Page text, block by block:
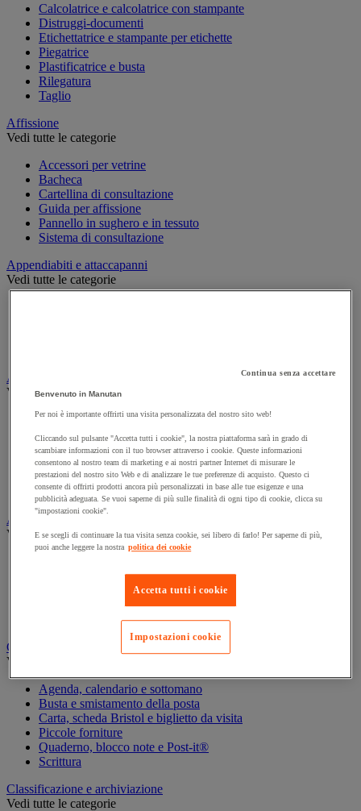
Calcolatrice e calcolatrice con stampante
Distruggi-documenti
Etichettatrice e stampante per etichette
Piegatrice
Plastificatrice e busta
Rilegatura
Taglio
Affissione
Vedi tutte le categorie
Accessori per vetrine
Bacheca
Cartellina di consultazione
Guida per affissione
Pannello in sughero e in tessuto
Sistema di consultazione
Appendiabiti e attaccapanni
Vedi tutte le categorie
Armadio e archiviazione
Vedi tutte le categorie
Archiviazione orizzontale
Archiviazione per cartelle sospese
Armadio
Armadio per ufficio
Carrello da ufficio
Libreria
Audiovisivi
Vedi tutte le categorie
Connessione audio e video
Fotocamera, videocamera e binocolo
Insonorizzazione e registrazione professionali
Strumenti per proiezione e videoproiezione
Cancelleria e forniture per ufficio
Vedi tutte le categorie
Agenda, calendario e sottomano
Busta e smistamento della posta
Carta, scheda Bristol e biglietto da visita
Piccole forniture
Quaderno, blocco note e Post-it®
Scrittura
Classificazione e archiviazione
Vedi tutte le categorie
Continua senza accettare
Benvenuto in Manutan
Per noi è importante offrirti una visita personalizzata del nostro sito web!
Cliccando sul pulsante "Accetta tutti i cookie", la nostra piattaforma sarà in grado di
scambiare informazioni con il tuo browser attraverso i cookie. Queste informazioni
consentono al nostro team di marketing e ai nostri partner Internet di misurare le
prestazioni del nostro sito Web e di analizzare le tue preferenze di acquisto. Questo ci
consente di offrirti prodotti ancora più personalizzati in base alle tue esigenze e una
pubblicità adeguata. Se vuoi saperne di più sulle finalità di ogni tipo di cookie, clicca su
"impostazioni cookie".
E se scegli di continuare la tua visita senza cookie, sei libero di farlo! Per saperne di più,
puoi anche leggere la nostra politica dei cookie
Accetta tutti i cookie
Impostazioni cookie